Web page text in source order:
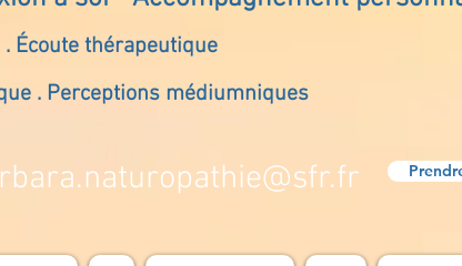
Écoute thérapeutique
. Perceptions médiumniques